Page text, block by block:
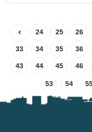
24 25 26
33 34 35 36
43 44 45 46
53 54